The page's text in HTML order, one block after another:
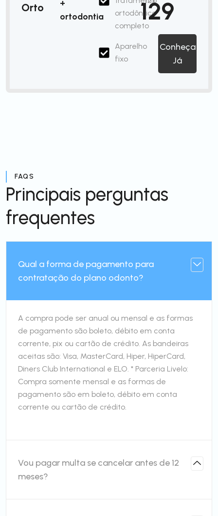
Orto
+
ortodontia
ortodôntico
completo
Aparelho
fixo
129
Conheça
Já
FAQS
Principais perguntas
frequentes
Qual a forma de pagamento para
contratação do plano odonto?
A compra pode ser anual ou mensal e as formas
de pagamento são boleto, débito em conta
corrente, pix ou cartão de crédito. As bandeiras
aceitas são: Visa, MasterCard, Hiper, HiperCard,
Diners Club International e ELO. * Parceria Livelo:
Compra somente mensal e as formas de
pagamento são em boleto, débito em conta
corrente ou cartão de crédito.
Vou pagar multa se cancelar antes de 12
meses?